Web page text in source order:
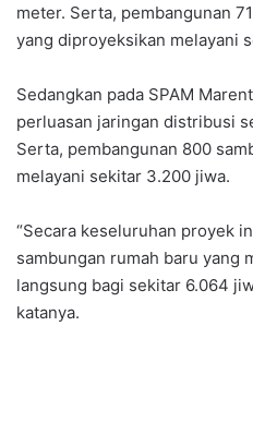
meter. Serta, pembangunan
yang diproyeksikan melayani
Sedangkan pada SPAM
perluasan jaringan distribusi
Serta, pembangunan 800
melayani sekitar 3.200 jiwa.
“Secara keseluruhan proyek
sambungan rumah baru yang
langsung bagi sekitar 6.064
katanya.